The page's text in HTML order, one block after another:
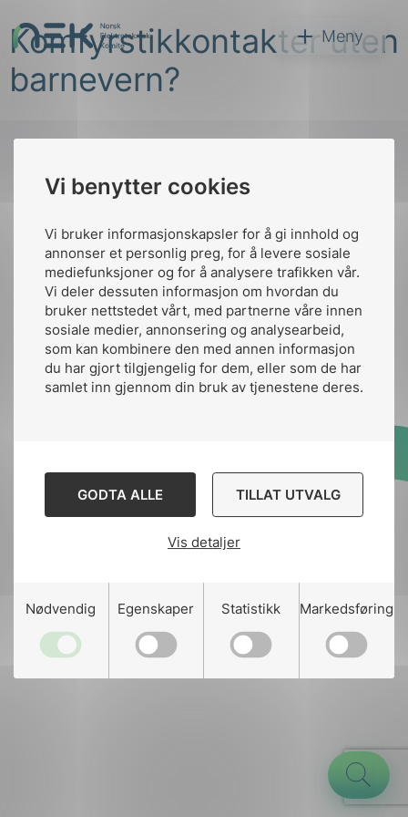
Vi benytter cookies
Vi bruker informasjonskapsler for å gi innhold og
annonser et personlig preg, for å levere sosiale
mediefunksjoner og for å analysere trafikken vår.
Vi deler dessuten informasjon om hvordan du
bruker nettstedet vårt, med partnerne våre innen
sosiale medier, annonsering og analysearbeid,
som kan kombinere den med annen informasjon
du har gjort tilgjengelig for dem, eller som de har
samlet inn gjennom din bruk av tjenestene deres.
GODTA ALLE TILLAT UTVALG
Vis detaljer
Nødvendig Egenskaper Statistikk Markedsføring
til
innhold
NEK Meny
Søk
Komfyrstikkontakter uten
barnevern?
Kontakt oss
Ansatte
nek@nek.no
Kontakt
Bruk av Cookies
Designed and developed
Stem Agency
toppen